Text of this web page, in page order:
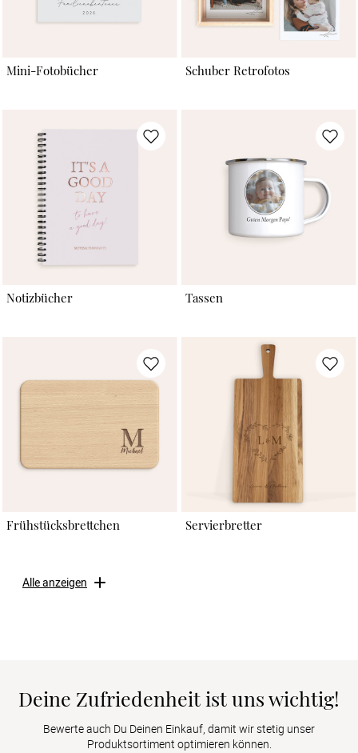
Mini-Fotobücher Schuber Retrofotos
Notizbücher Tassen
Frühstücksbrettchen Servierbretter
Alle anzeigen
Deine Zufriedenheit ist uns wichtig!
Bewerte auch Du Deinen Einkauf, damit wir stetig unser
Produktsortiment optimieren können.